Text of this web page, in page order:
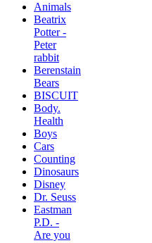
Animals
Beatrix
Potter -
Peter
rabbit
Berenstain
Bears
BISCUIT
Body.
Health
Boys
Cars
Counting
Dinosaurs
Disney
Dr. Seuss
Eastman
P.D. -
Are you